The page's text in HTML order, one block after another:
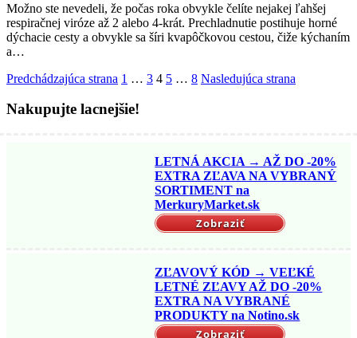
Možno ste nevedeli, že počas roka obvykle čelíte nejakej ľahšej
respiračnej viróze až 2 alebo 4-krát. Prechladnutie postihuje horné
dýchacie cesty a obvykle sa šíri kvapôčkovou cestou, čiže kýchaním
a…
Navigácia
v
článkoch
Predchádzajúca strana 1 … 3 4 5 … 8 Nasledujúca strana
Nakupujte lacnejšie!
LETNÁ AKCIA → AŽ DO -20%
EXTRA ZĽAVA NA VYBRANÝ
SORTIMENT na
MerkuryMarket.sk
Zobraziť
ZĽAVOVÝ KÓD → VEĽKÉ
LETNÉ ZĽAVY AŽ DO -20%
EXTRA NA VYBRANÉ
PRODUKTY na Notino.sk
Zobraziť